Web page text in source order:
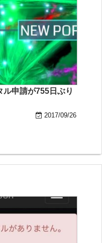
申請が755日ぶり
2017/09/26